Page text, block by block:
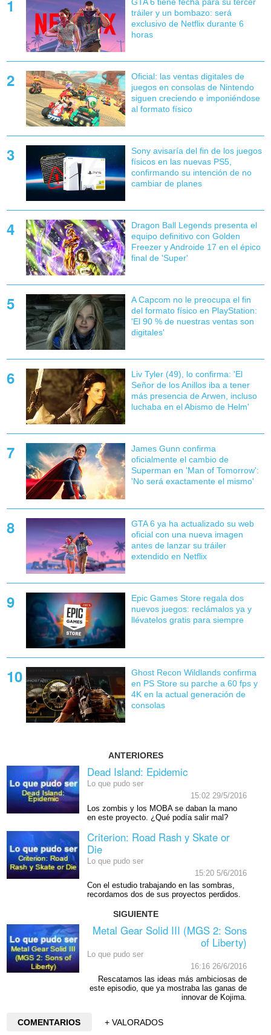
tráiler y un bombazo: será
exclusivo de Netflix durante 6
horas
Oficial: las ventas digitales de
juegos en consolas de Nintendo
siguen creciendo e imponiéndose
al formato físico
Sony avisaría del fin de los juegos
físicos en las nuevas PS5,
confirmando su intención de no
cambiar de planes
Dragon Ball Legends presenta el
equipo definitivo con Golden
Freezer y Androide 17 en el épico
final de 'Super'
A Capcom no le preocupa el fin
del formato físico en PlayStation:
'El 90 % de nuestras ventas son
digitales'
Liv Tyler (49), lo confirma: 'El
Señor de los Anillos iba a tener
más presencia de Arwen, incluso
luchaba en el Abismo de Helm'
James Gunn confirma
oficialmente el cambio de
Superman en 'Man of Tomorrow':
'No será exactamente el mismo'
GTA 6 ya ha actualizado su web
oficial con una nueva imagen
antes de lanzar su tráiler
extendido en Netflix
Epic Games Store regala dos
nuevos juegos: reclámalos ya y
llévatelos gratis para siempre
Ghost Recon Wildlands confirma
en PS Store su parche a 60 fps y
4K en la actual generación de
consolas
ANTERIORES
Dead Island: Epidemic
Lo que pudo ser
15:02 29/5/2016
Los zombis y los MOBA se daban la mano
en este proyecto. ¿Qué podía salir mal?
Criterion: Road Rash y Skate or
Die
Lo que pudo ser
15:20 5/6/2016
Con el estudio trabajando en las sombras,
recordamos dos de sus proyectos perdidos.
SIGUIENTE
Metal Gear Solid III (MGS 2: Sons
of Liberty)
Lo que pudo ser
16:16 26/6/2016
Rescatamos las ideas más ambiciosas de
este episodio, que ya mostraba las ganas de
innovar de Kojima.
COMENTARIOS
+ VALORADOS